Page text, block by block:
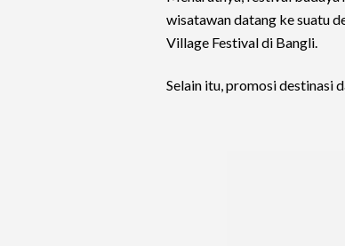
wisatawan datang ke suatu
Village Festival di Bangli.
Selain itu, promosi destinasi